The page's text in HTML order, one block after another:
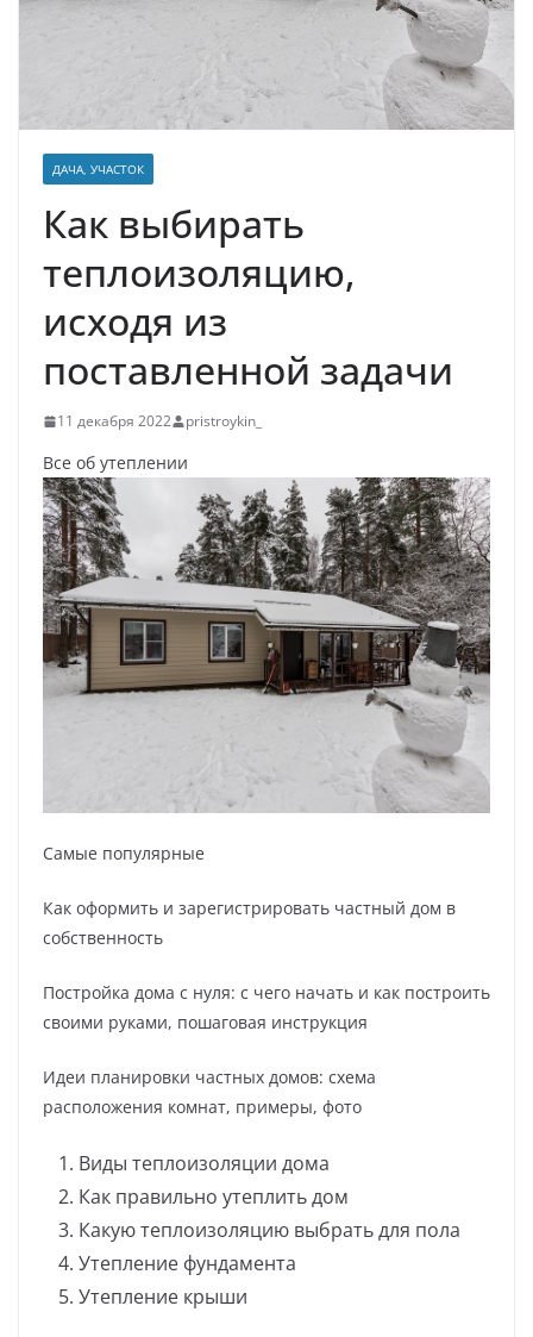
ДАЧА, УЧАСТОК
Как выбирать
теплоизоляцию,
исходя из
поставленной задачи
11 декабря 2022 pristroykin_
Все об утеплении
Самые популярные
Как оформить и зарегистрировать частный дом в
собственность
Постройка дома с нуля: с чего начать и как построить
своими руками, пошаговая инструкция
Идеи планировки частных домов: схема
расположения комнат, примеры, фото
Виды теплоизоляции дома
Как правильно утеплить дом
Какую теплоизоляцию выбрать для пола
Утепление фундамента
Утепление крыши